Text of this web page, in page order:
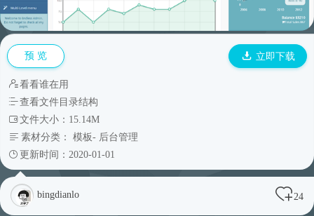
预 览 立即下载
看看谁在用
查看文件目录结构
文件大小：15.14M
素材分类： 模板- 后台管理
更新时间：2020-01-01
bingdianlo 24